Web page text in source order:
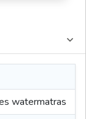
watermatras